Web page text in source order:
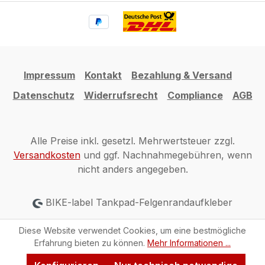
Impressum Kontakt
Bezahlung & Versand
Datenschutz
Widerrufsrecht Compliance AGB
Alle Preise inkl. gesetzl. Mehrwertsteuer zzgl.
Versandkostenund ggf. Nachnahmegebühren, wenn
nicht anders angegeben.
BIKE-label Tankpad-Felgenrandaufkleber
Diese Website verwendet Cookies, um eine bestmögliche
Erfahrung bieten zu können. Mehr Informationen ...